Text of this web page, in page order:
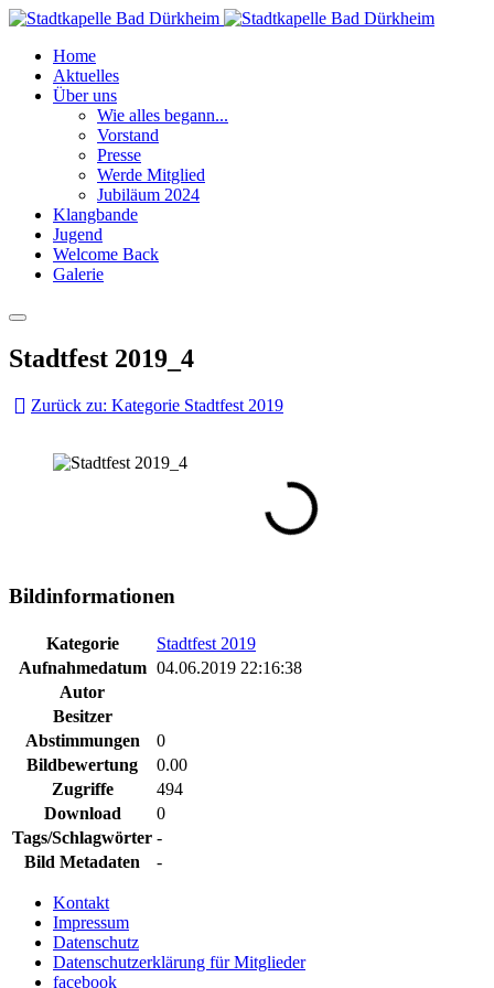
Home
Aktuelles
Über uns
Wie alles begann...
Vorstand
Presse
Werde Mitglied
Jubiläum 2024
Klangbande
Jugend
Welcome Back
Galerie
Stadtfest 2019_4
Zurück zu: Kategorie Stadtfest 2019
Bildinformationen
Kategorie
Stadtfest 2019
Aufnahmedatum 04.06.2019 22:16:38
Autor
Besitzer
Abstimmungen
0
Bildbewertung
0.00
Zugriffe
494
Download
0
Tags/Schlagwörter -
Bild Metadaten
-
Kontakt
Impressum
Datenschutz
Datenschutzerklärung für Mitglieder
facebook